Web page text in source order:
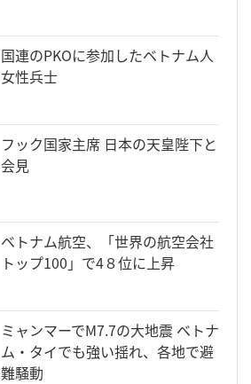
国連のPKOに参加したベトナム人
女性兵士
フック国家主席 日本の天皇陛下と
会見
ベトナム航空、「世界の航空会社
トップ100」で4８位に上昇
ミャンマーでM7.7の大地震 ベトナ
ム・タイでも強い揺れ、各地で避
難騒動